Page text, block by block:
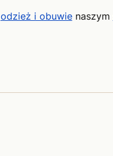
odzież i obuwienaszym